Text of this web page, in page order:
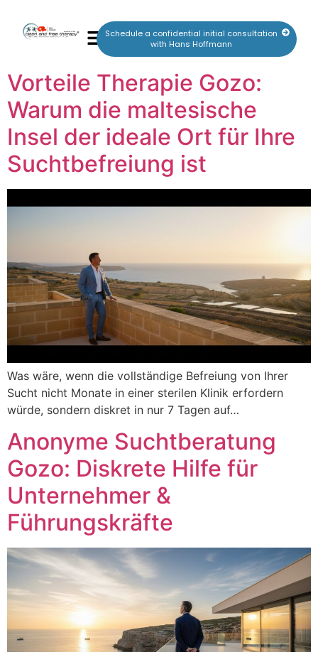
Schedule a confidential initial consultation
with Hans Hoffmann
Vorteile Therapie Gozo:
Warum die maltesische
Insel der ideale Ort für Ihre
Suchtbefreiung ist
Was wäre, wenn die vollständige Befreiung von Ihrer
Sucht nicht Monate in einer sterilen Klinik erfordern
würde, sondern diskret in nur 7 Tagen auf…
Anonyme Suchtberatung
Gozo: Diskrete Hilfe für
Unternehmer &
Führungskräfte